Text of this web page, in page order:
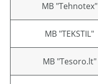
MB "Tehnotex"
MB "TEKSTIL"
MB "Tesoro.lt"